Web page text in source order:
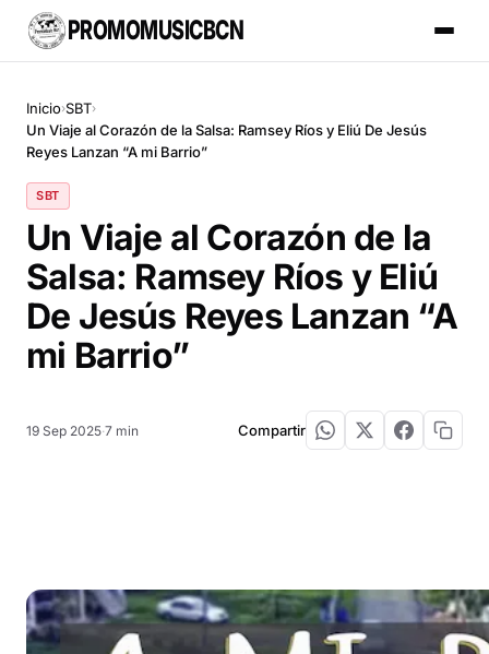
PROMOMUSICBCN
Inicio›SBT›
Un Viaje al Corazón de la Salsa: Ramsey Ríos y Eliú De Jesús
Reyes Lanzan “A mi Barrio”
SBT
Un Viaje al Corazón de la
Salsa: Ramsey Ríos y Eliú
De Jesús Reyes Lanzan “A
mi Barrio”
19 Sep 2025·7 min Compartir